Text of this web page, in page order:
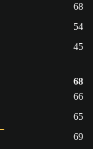
68
54
45
68
66
65
69